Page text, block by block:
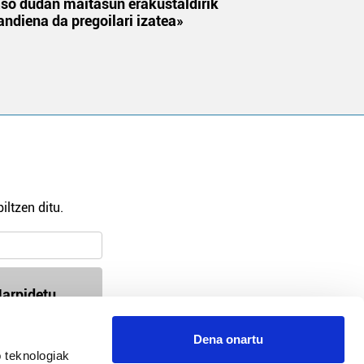
Dena onartu
dudan maitasun erakustaldirik
da pregoilari izatea»
ditu.